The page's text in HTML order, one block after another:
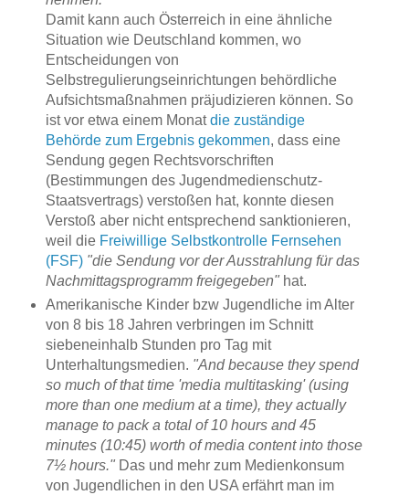
Damit kann auch Österreich in eine ähnliche
Situation wie Deutschland kommen, wo
Entscheidungen von
Selbstregulierungseinrichtungen behördliche
Aufsichtsmaßnahmen präjudizieren können. So
ist vor etwa einem Monatdie zuständige
Behörde zum Ergebnis gekommen, dass eine
Sendung gegen Rechtsvorschriften
(Bestimmungen des Jugendmedienschutz-
Staatsvertrags) verstoßen hat, konnte diesen
Verstoß aber nicht entsprechend sanktionieren,
weil die Freiwillige Selbstkontrolle Fernsehen
(FSF) "die Sendung vor der Ausstrahlung für das
Nachmittagsprogramm freigegeben"hat.
Amerikanische Kinder bzw Jugendliche im Alter
von 8 bis 18 Jahren verbringen im Schnitt
siebeneinhalb Stunden pro Tag mit
Unterhaltungsmedien. "And because they spend
so much of that time 'media multitasking' (using
more than one medium at a time), they actually
manage to pack a total of 10 hours and 45
minutes (10:45) worth of media content into those
7½ hours."Das und mehr zum Medienkonsum
von Jugendlichen in den USA erfährt man im